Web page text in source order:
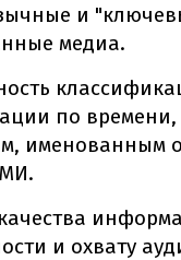
и
медиа.
по времени,
именованным
и охвату